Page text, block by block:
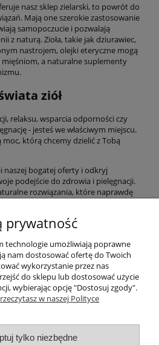
nasz sklep zielarski, to powrót do
Mają one szerokie zastosowanie
samopoczucie i pozwalają
z naturą. Zioła, takie jak dziurawiec,
nastrojem, olejki eteryczne mogą
a naturalne suplementy
ziół
relaksu, wsparcia odporności czy
- jesteś we właściwym miejscu.
którą chcemy dzielić z Tobą
naszej bogatej oferty i odkryj
podejście do zdrowia i pielęgnacji.
rozwiązania, które naprawdę
Pomoc
Moje konto
Informacje
prywatność
technologie umożliwiają poprawne
nam dostosować ofertę do Twoich
wykorzystanie przez nas
do sklepu lub dostosować użycie
wybierając opcję "Dostosuj zgody".
w naszej Polityce
tylko niezbędne